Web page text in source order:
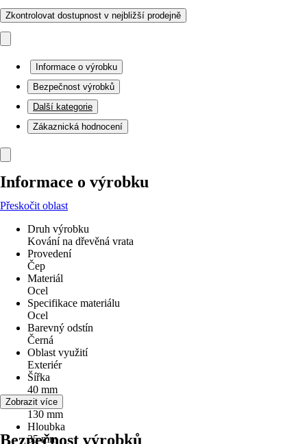
Zkontrolovat dostupnost v nejbližší prodejně
Informace o výrobku
Bezpečnost výrobků
Další kategorie
Zákaznická hodnocení
Informace o výrobku
Přeskočit oblast
Druh výrobku
Kování na dřevěná vrata
Provedení
Čep
Materiál
Ocel
Specifikace materiálu
Ocel
Barevný odstín
Černá
Oblast využití
Exteriér
Šířka
40 mm
Délka
130 mm
Hloubka
35 mm
Zobrazit více
Bezpečnost výrobků